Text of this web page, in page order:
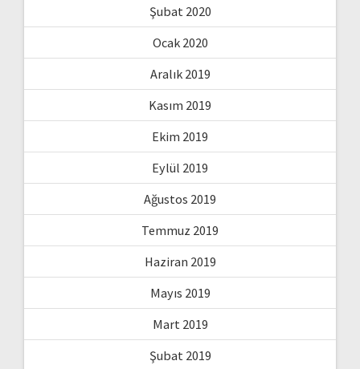
Şubat 2020
Ocak 2020
Aralık 2019
Kasım 2019
Ekim 2019
Eylül 2019
Ağustos 2019
Temmuz 2019
Haziran 2019
Mayıs 2019
Mart 2019
Şubat 2019